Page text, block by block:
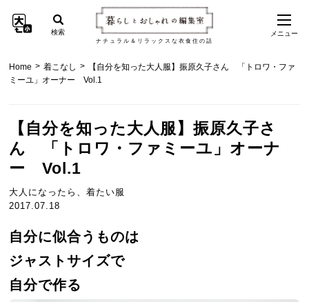
ナチュラル＆リラックスな衣食住の話
検索 メニュー
Home > 着こなし >
【自分を知った大人服】振原久子さん 「トロワ・ファ
ミーユ」オーナー Vol.1
【自分を知った大人服】振原久子さ
ん 「トロワ・ファミーユ」オーナ
ー Vol.1
大人になったら、着たい服
2017.07.18
自分に似合うものは
ジャストサイズで
自分で作る